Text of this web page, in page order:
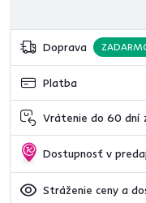
Doprava
Platba
Vrátenie do 60 dní
Dostupnosť v
Stráženie ceny a